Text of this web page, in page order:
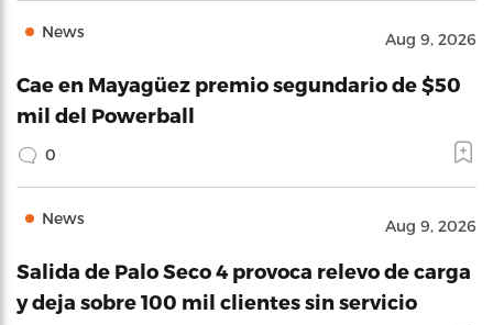
News Aug 9, 2026
Cae en Mayagüez premio segundario de $50
mil del Powerball
0
News Aug 9, 2026
Salida de Palo Seco 4 provoca relevo de carga
y deja sobre 100 mil clientes sin servicio